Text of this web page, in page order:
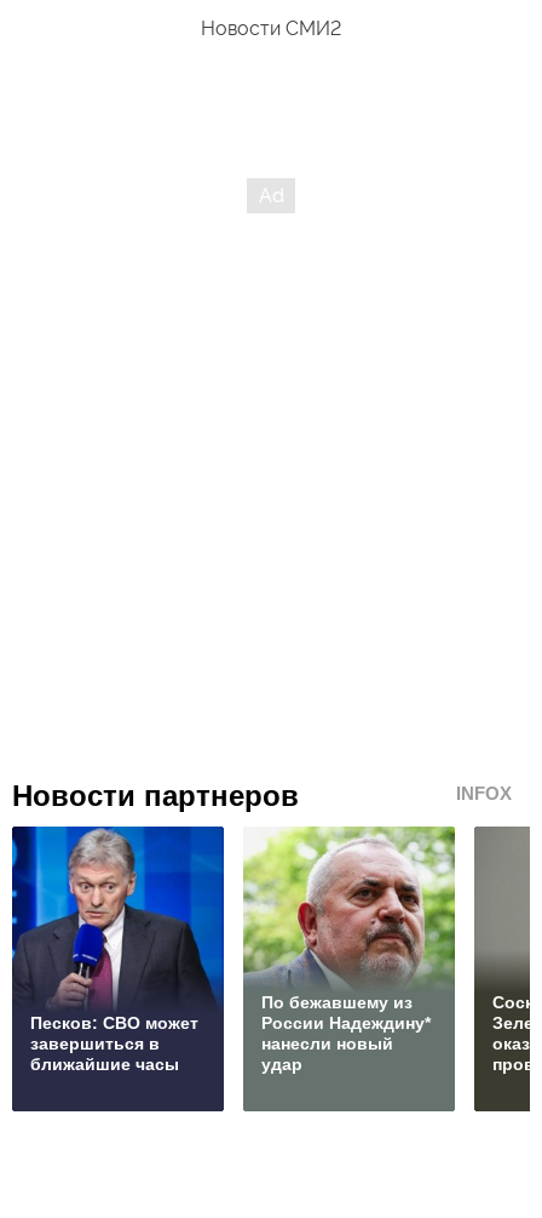
Новости СМИ2
Новости партнеров INFOX
Песков: СВО может
завершиться в
ближайшие часы
По бежавшему из
России Надеждину*
нанесли новый
удар